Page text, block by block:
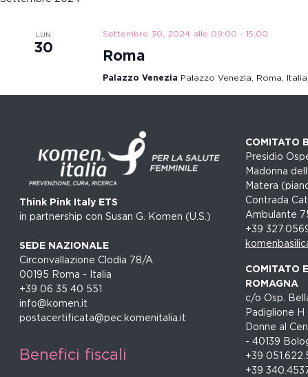
LUN
30
Settembre 30, 2024 alle 09:00 -15:00
Roma
Palazzo Venezia Palazzo Venezia, Roma, Italia
Think Pink Italy ETS
in partnership con Susan G. Komen (U.S.)
SEDE NAZIONALE
Circonvallazione Clodia 78/A
00195 Roma - Italia
+39 06 35 40 551
info@komen.it
postacertificata@pec.komenitalia.it
Benefici fiscali
COMITATO
Presidio
Madonna
Matera
Contrada
Ambulante
+39
COMITATO
ROMAGNA
c/o Osp.
Padiglione
Donne al
- 40139
+39
+39